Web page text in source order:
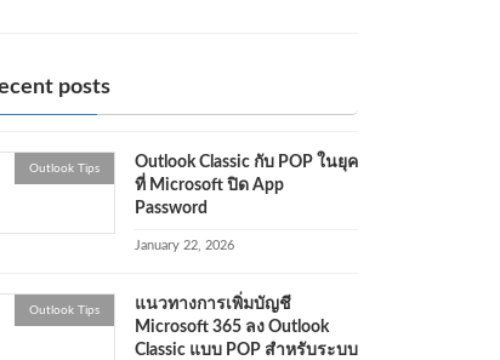
posts
Outlook Tips
Outlook Classic กับ POP ในยุค
ที่ Microsoft ปิด App
Password
January 22, 2026
Outlook Tips
แนวทางการเพิ่มบัญชี
Microsoft 365 ลง Outlook
Classic แบบ POP สำหรับระบบ